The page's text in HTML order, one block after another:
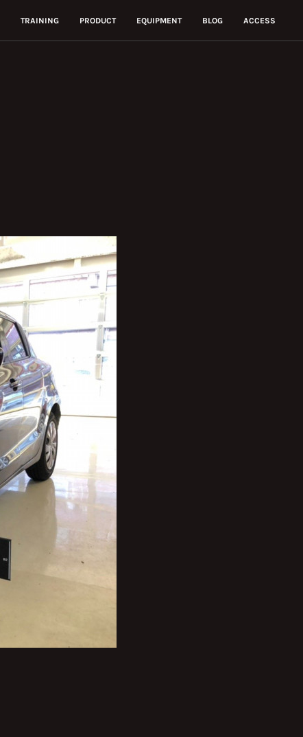
TRAINING PRODUCT EQUIPMENT BLOG ACCESS